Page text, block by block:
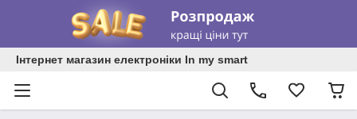
Інтернет магазин електроніки In my smart